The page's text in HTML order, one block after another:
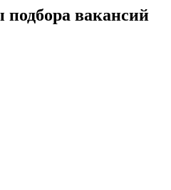
вакансий